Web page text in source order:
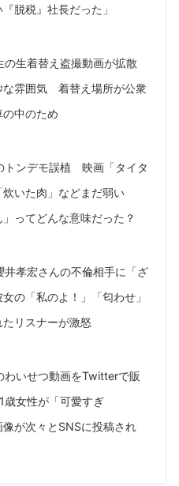
脱税』社長だった」
の生着替え盗撮動画が拡散
な雰囲気 着替え場所が公衆
中のため
トンデモ誤植 映画「タイタ
炊いた肉」などまだ弱い
」ってどんな意味だった？
井孝宏さんの不倫相手に「ざ
の「私のよ！」「匂わせ」
リスナーが激怒
わいせつ動画をTwitterで販
女性が「可愛すぎ
が次々とSNSに投稿され